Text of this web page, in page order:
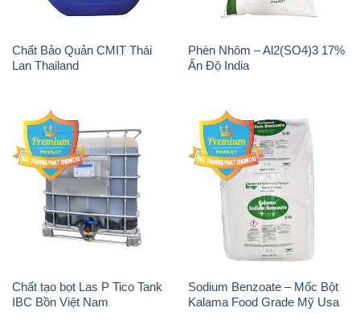
Chất Bảo Quản CMIT Thái
Lan Thailand
Phèn Nhôm – Al2(SO4)3 17%
Ấn Độ India
Chất tạo bọt Las P Tico Tank
IBC Bồn Việt Nam
Sodium Benzoate – Mốc Bột
Kalama Food Grade Mỹ Usa